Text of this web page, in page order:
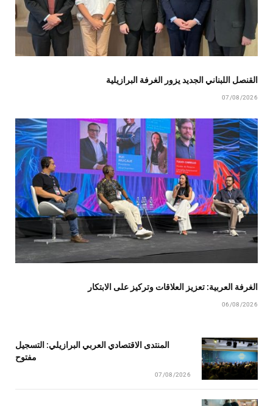
القنصل اللبناني الجديد يزور الغرفة البرازيلية
07/08/2026
الغرفة العربية: تعزيز العلاقات وتركيز على الابتكار
06/08/2026
المنتدى الاقتصادي العربي البرازيلي: التسجيل
مفتوح
07/08/2026